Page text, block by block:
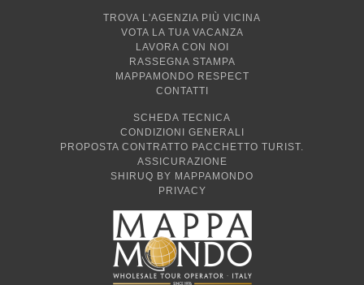
VOTA LA TUA VACANZA
LAVORA CON NOI
RASSEGNA STAMPA
MAPPAMONDO RESPECT
CONTATTI
CONDIZIONI GENERALI
PROPOSTA CONTRATTO PACCHETTO TURIST.
ASSICURAZIONE
SHIRUQ BY MAPPAMONDO
PRIVACY